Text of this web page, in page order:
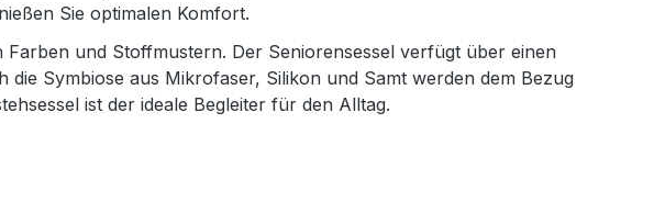
Sie optimalen Komfort.
und Stoffmustern. Der Seniorensessel verfügt über einen
Symbiose aus Mikrofaser, Silikon und Samt werden dem Bezug
ist der ideale Begleiter für den Alltag.